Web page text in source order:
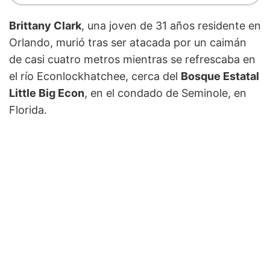
Brittany Clark, una joven de 31 años residente en
Orlando, murió tras ser atacada por un caimán
de casi cuatro metros mientras se refrescaba en
el río Econlockhatchee, cerca del Bosque Estatal
Little Big Econ, en el condado de Seminole, en
Florida.